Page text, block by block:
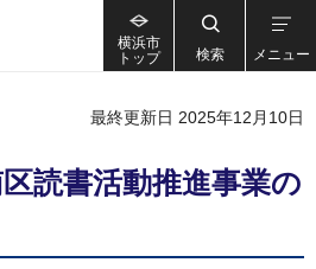
横浜市
トップ
検索 メニュー
最終更新日 2025年12月10日
読書活動推進事業の